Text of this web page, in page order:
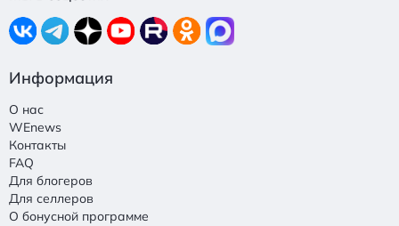
Информация
О нас
WEnews
Контакты
FAQ
Для блогеров
Для селлеров
О бонусной программе